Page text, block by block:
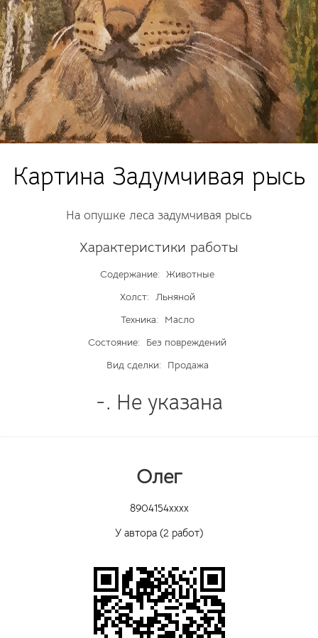
Картина Задумчивая рысь
На опушке леса задумчивая рысь
Характеристики работы
Содержание: Животные
Холст: Льняной
Техника:
Масло
Состояние:
Без повреждений
Вид сделки:
Продажа
-. Не указана
Олег
8904154xxxx
У автора (2 работ)